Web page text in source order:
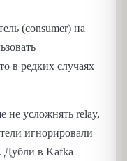
(consumer) на
в редких случаях
не усложнять relay,
игнорировали
. Дубли в Kafka —